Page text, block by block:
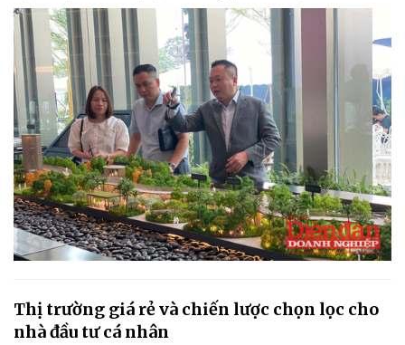
Thị trường giá rẻ và chiến lược chọn lọc cho
nhà đầu tư cá nhân